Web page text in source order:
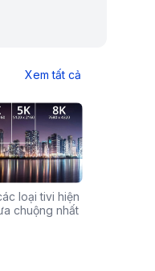
đến 60%:
chiếc tivi
50% - Cơ hội
Xem tất cả
loại tivi hiện
chuộng nhất